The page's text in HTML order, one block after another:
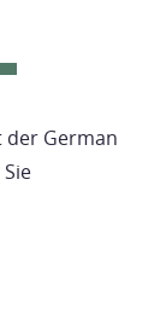
der German